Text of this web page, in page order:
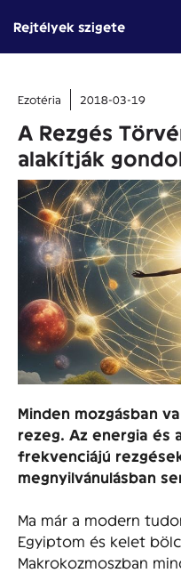
tartalomba
Rejtélyek szigete
Ezotéria 2018-03-19
A Rezgés
alakítják
Minden mozgásban
rezeg. Az energia és
frekvenciájú
megnyilvánulásban
Ma már a modern
Egyiptom és kelet
Makrokozmoszban